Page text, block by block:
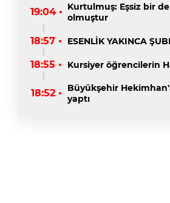
19:04 • Kurtulmuş: Eşsiz bir
olmuştur
18:57 • ESENLİK YAKINCA
18:55 • Kursiyer öğrencilerin
18:52 •
Büyükşehir
yaptı